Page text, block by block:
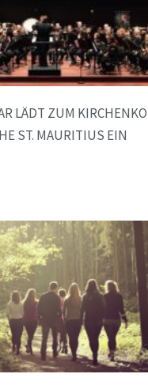
LÄDT ZUM
ST. MAURITIUS EIN